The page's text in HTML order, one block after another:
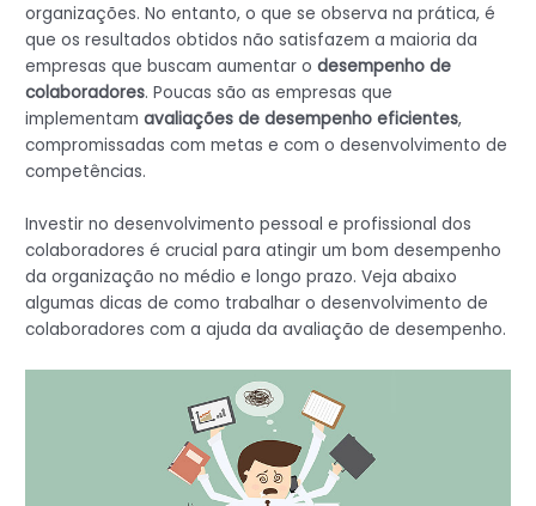
organizações. No entanto, o que se observa na prática, é
que os resultados obtidos não satisfazem a maioria da
empresas que buscam aumentar odesempenho de
colaboradores. Poucas são as empresas que
implementamavaliações de desempenho eficientes,
compromissadas com metas e com o desenvolvimento de
competências.
Investir no desenvolvimento pessoal e profissional dos
colaboradores é crucial para atingir um bom desempenho
da organização no médio e longo prazo. Veja abaixo
algumas dicas de como trabalhar o desenvolvimento de
colaboradores com a ajuda da avaliação de desempenho.